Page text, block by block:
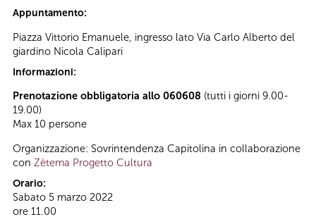
Appuntamento:
Piazza Vittorio Emanuele, ingresso lato Via Carlo Alberto del
giardino Nicola Calipari
Informazioni:
Prenotazione obbligatoria allo 060608 (tutti i giorni 9.00-
19.00)
Max 10 persone
Organizzazione: Sovrintendenza Capitolina in collaborazione
con Zètema Progetto Cultura
Orario:
Sabato 5 marzo 2022
ore 11.00